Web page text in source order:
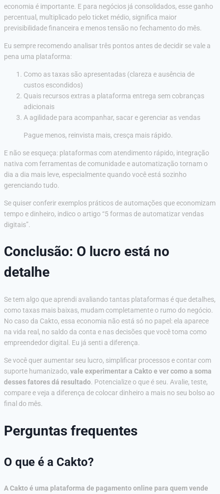
economia é importante. E para negócios já consolidados, esse ganho
percentual, multiplicado pelo ticket médio, significa maior
previsibilidade financeira e menos tensão no fechamento do mês.
Eu sempre recomendo analisar três pontos antes de decidir se vale a
pena uma plataforma:
Como as taxas são apresentadas (clareza e ausência de
custos escondidos)
Quais recursos extras a plataforma entrega sem cobranças
adicionais
A agilidade para acompanhar, sacar e gerenciar as vendas
Pague menos, reinvista mais, cresça mais rápido.
E não se esqueça: plataformas com atendimento rápido, integração
nativa com ferramentas de comunidade e automatização tornam o
dia a dia mais leve, especialmente quando você está sozinho
gerenciando tudo.
Se quiser conferir exemplos práticos de automações que economizam
tempo e dinheiro, indico o artigo “5 formas de automatizar vendas
digitais”.
Conclusão: O lucro está no
detalhe
Se tem algo que aprendi avaliando tantas plataformas é que detalhes,
como taxas mais baixas, mudam completamente o rumo do negócio.
No caso da Cakto, essa economia não está só no papel: ela aparece
na vida real, no saldo da conta e nas decisões que você toma como
empreendedor digital. Eu já senti a diferença.
Se você quer aumentar seu lucro, simplificar processos e contar com
suporte humanizado, vale experimentar a Cakto e ver como a soma
desses fatores dá resultado. Potencialize o que é seu. Avalie, teste,
compare e veja a diferença de colocar dinheiro a mais no seu bolso ao
final do mês.
Perguntas frequentes
O que é a Cakto?
A Cakto é uma plataforma de pagamento online para quem vende